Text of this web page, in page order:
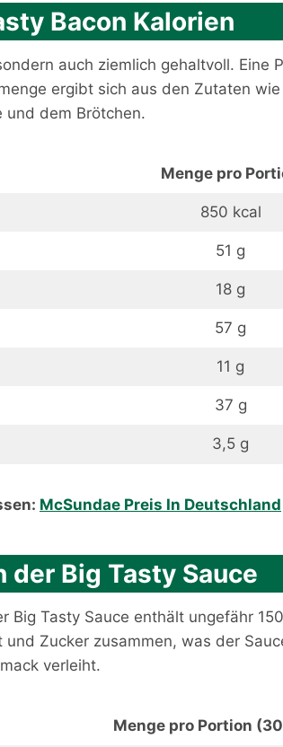
Bacon Kalorien
auch ziemlich gehaltvoll. Eine
ergibt sich aus den Zutaten
und dem Brötchen.
Menge pro
850 kcal
51 g
18 g
57 g
11 g
37 g
3,5 g
McSundae Preis In Deutschland
der Big Tasty Sauce
Big Tasty Sauce enthält ungefähr
Zucker zusammen, was der
verleiht.
Menge pro Portion